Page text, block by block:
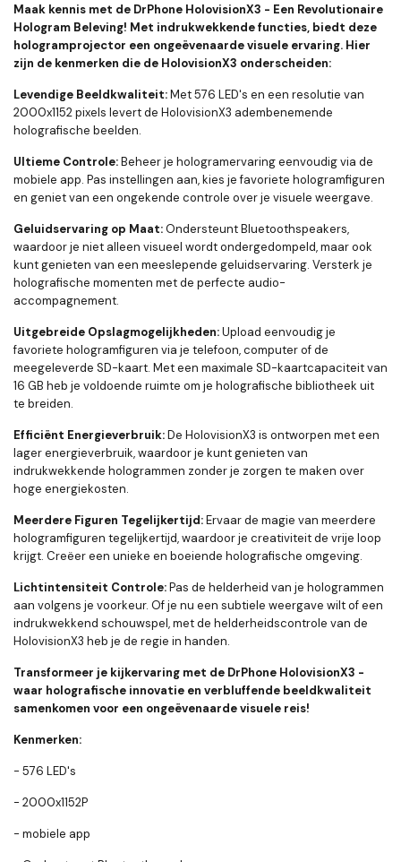
Maak kennis met de DrPhone HolovisionX3 - Een Revolutionaire
Hologram Beleving! Met indrukwekkende functies, biedt deze
hologramprojector een ongeëvenaarde visuele ervaring. Hier
zijn de kenmerken die de HolovisionX3 onderscheiden:
Levendige Beeldkwaliteit:Met 576 LED's en een resolutie van
2000x1152 pixels levert de HolovisionX3 adembenemende
holografische beelden.
Ultieme Controle:Beheer je hologramervaring eenvoudig via de
mobiele app. Pas instellingen aan, kies je favoriete hologramfiguren
en geniet van een ongekende controle over je visuele weergave.
Geluidservaring op Maat:Ondersteunt Bluetoothspeakers,
waardoor je niet alleen visueel wordt ondergedompeld, maar ook
kunt genieten van een meeslepende geluidservaring. Versterk je
holografische momenten met de perfecte audio-
accompagnement.
Uitgebreide Opslagmogelijkheden:Upload eenvoudig je
favoriete hologramfiguren via je telefoon, computer of de
meegeleverde SD-kaart. Met een maximale SD-kaartcapaciteit van
16 GB heb je voldoende ruimte om je holografische bibliotheek uit
te breiden.
Efficiënt Energieverbruik:De HolovisionX3 is ontworpen met een
lager energieverbruik, waardoor je kunt genieten van
indrukwekkende hologrammen zonder je zorgen te maken over
hoge energiekosten.
Meerdere Figuren Tegelijkertijd:Ervaar de magie van meerdere
hologramfiguren tegelijkertijd, waardoor je creativiteit de vrije loop
krijgt. Creëer een unieke en boeiende holografische omgeving.
Lichtintensiteit Controle:Pas de helderheid van je hologrammen
aan volgens je voorkeur. Of je nu een subtiele weergave wilt of een
indrukwekkend schouwspel, met de helderheidscontrole van de
HolovisionX3 heb je de regie in handen.
Transformeer je kijkervaring met de DrPhone HolovisionX3 -
waar holografische innovatie en verbluffende beeldkwaliteit
samenkomen voor een ongeëvenaarde visuele reis!
Kenmerken:
- 576 LED's
- 2000x1152P
- mobiele app